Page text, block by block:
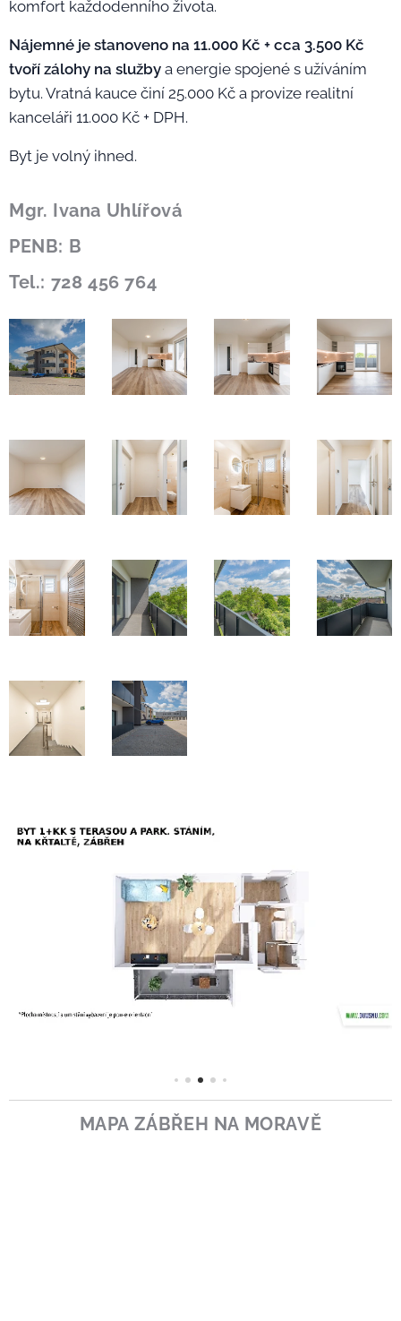
komfort každodenního života.
Nájemné je stanoveno na 11.000 Kč + cca 3.500 Kč
tvoří zálohy na služby a energie spojené s užíváním
bytu. Vratná kauce činí 25.000 Kč a provize realitní
kanceláři 11.000 Kč + DPH.
Byt je volný ihned.
Mgr. Ivana Uhlířová
PENB: B
Tel.: 728 456 764
MAPA ZÁBŘEH NA MORAVĚ